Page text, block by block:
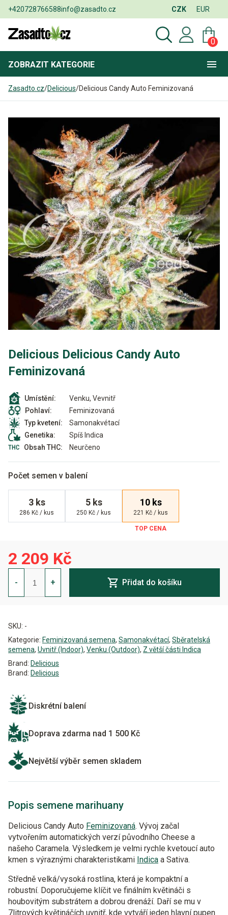
+420728766588info@zasadto.cz CZK EUR
0
ZOBRAZIT KATEGORIE
Zasadto.cz/Delicious/Delicious Candy Auto Feminizovaná
Delicious Delicious Candy Auto
Feminizovaná
Umístění:
Venku, Vevnitř
Pohlaví:
Feminizovaná
Typ kvetení:
Samonakvétací
Genetika:
Spíš Indica
Obsah THC:
Neurčeno
Počet semen v balení
3 ks
286 Kč / kus
5 ks
250 Kč / kus
10 ks
221 Kč / kus
2 209 Kč
-
Delicious
Candy
Auto
Feminizovaná
+ Přidat do košíku
SKU: -
Kategorie: Feminizovaná semena, Samonakvétací, Sběratelská
semena, Uvnitř (Indoor), Venku (Outdoor), Z větší části Indica
Brand: Delicious
Brand: Delicious
Diskrétní balení
Doprava zdarma nad 1 500 Kč
Největší výběr semen skladem
Popis semene marihuany
Delicious Candy Auto Feminizovaná. Vývoj začal
vytvořením automatických verzí původního Cheese a
našeho Caramela. Výsledkem je velmi rychle kvetoucí auto
kmen s výraznými charakteristikami Indica a Sativa.
Středně velká/vysoká rostlina, která je kompaktní a
robustní. Doporučujeme klíčit ve finálním květináči s
houbovitým substrátem a dobrou drenáží. Daří se mu v
7litrových květináčích uvnitř, kde vytváří jeden hlavní pupen